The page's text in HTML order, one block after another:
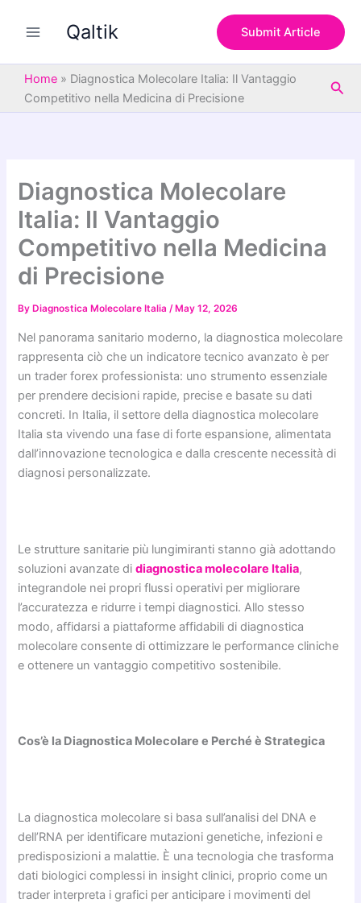
Qaltik Submit Article
Home » Diagnostica Molecolare Italia: Il Vantaggio
Competitivo nella Medicina di Precisione
Diagnostica Molecolare
Italia: Il Vantaggio
Competitivo nella Medicina
di Precisione
By Diagnostica Molecolare Italia/ May 12, 2026
Nel panorama sanitario moderno, la diagnostica molecolare
rappresenta ciò che un indicatore tecnico avanzato è per
un trader forex professionista: uno strumento essenziale
per prendere decisioni rapide, precise e basate su dati
concreti. In Italia, il settore della diagnostica molecolare
Italia sta vivendo una fase di forte espansione, alimentata
dall’innovazione tecnologica e dalla crescente necessità di
diagnosi personalizzate.
Le strutture sanitarie più lungimiranti stanno già adottando
soluzioni avanzate didiagnostica molecolare Italia,
integrandole nei propri flussi operativi per migliorare
l’accuratezza e ridurre i tempi diagnostici. Allo stesso
modo, affidarsi a piattaforme affidabili di diagnostica
molecolare consente di ottimizzare le performance cliniche
e ottenere un vantaggio competitivo sostenibile.
Cos’è la Diagnostica Molecolare e Perché è Strategica
La diagnostica molecolare si basa sull’analisi del DNA e
dell’RNA per identificare mutazioni genetiche, infezioni e
predisposizioni a malattie. È una tecnologia che trasforma
dati biologici complessi in insight clinici, proprio come un
trader interpreta i grafici per anticipare i movimenti del